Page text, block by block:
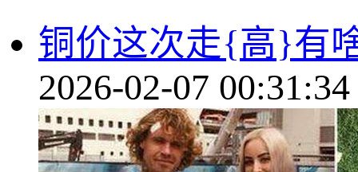
铜价这次走{高}有
2026-02-07 00:31:34